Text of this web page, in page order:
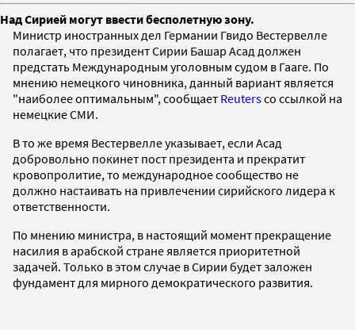
Над Сирией могут ввести бесполетную зону.
Министр иностранных дел Германии Гвидо Вестервелле
полагает, что президент Сирии Башар Асад должен
предстать Международным уголовным судом в Гааге. По
мнению немецкого чиновника, данный вариант является
"наиболее оптимальным", сообщает Reutersсо ссылкой на
немецкие СМИ.
В то же время Вестервелле указывает, если Асад
добровольно покинет пост президента и прекратит
кровопролитие, то международное сообщество не
должно настаивать на привлечении сирийского лидера к
ответственности.
По мнению министра, в настоящий момент прекращение
насилия в арабской стране является приоритетной
задачей. Только в этом случае в Сирии будет заложен
фундамент для мирного демократического развития.